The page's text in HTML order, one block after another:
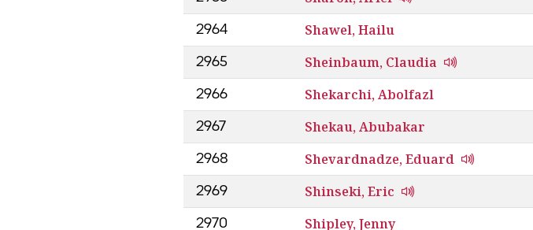
2964 Shawel, Hailu
2965 Sheinbaum, Claudia
2966 Shekarchi, Abolfazl
2967 Shekau, Abubakar
2968 Shevardnadze, Eduard
2969 Shinseki, Eric
2970 Shipley, Jenny